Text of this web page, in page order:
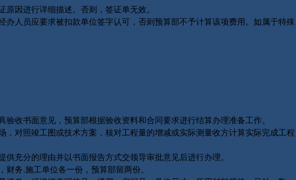
因进行详细描述。否则，签证单无效。
人员应要求被扣款单位签字认可，否则预算部不予计算该项费用。如属于特殊
书面意见，预算部根据验收资料和合同要求进行结算办理准备工作。
对照竣工图或技术方案，核对工程量的增减或实际测量收方计算实际完成工程
充分的理由并以书面报告方式交领导审批意见后进行办理。
务.施工单位各一份，预算部留两份。